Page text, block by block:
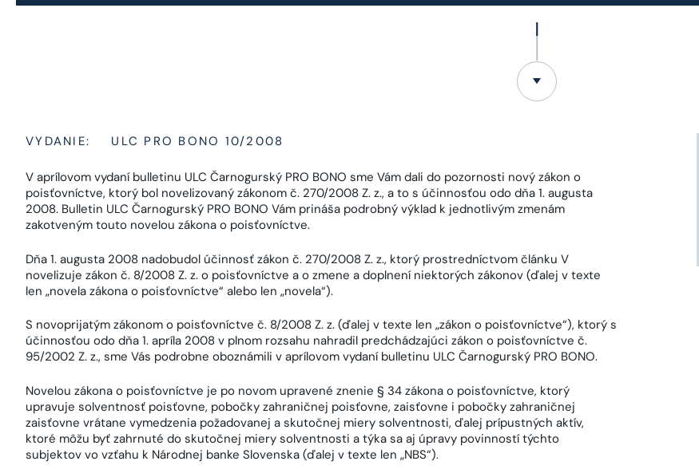
VYDANIE: ULC PRO BONO 10/2008
V aprílovom vydaní bulletinu ULC Čarnogurský PRO BONO sme Vám dali do pozornosti nový zákon o
poisťovníctve, ktorý bol novelizovaný zákonom č. 270/2008 Z. z., a to s účinnosťou odo dňa 1. augusta
2008. Bulletin ULC Čarnogurský PRO BONO Vám prináša podrobný výklad k jednotlivým zmenám
zakotveným touto novelou zákona o poisťovníctve.
Dňa 1. augusta 2008 nadobudol účinnosť zákon č. 270/2008 Z. z., ktorý prostredníctvom článku V
novelizuje zákon č. 8/2008 Z. z. o poisťovníctve a o zmene a doplnení niektorých zákonov (ďalej v texte
len „novela zákona o poisťovníctve“ alebo len „novela“).
S novoprijatým zákonom o poisťovníctve č. 8/2008 Z. z. (ďalej v texte len „zákon o poisťovníctve“), ktorý s
účinnosťou odo dňa 1. apríla 2008 v plnom rozsahu nahradil predchádzajúci zákon o poisťovníctve č.
95/2002 Z. z., sme Vás podrobne oboznámili v aprílovom vydaní bulletinu ULC Čarnogurský PRO BONO.
Novelou zákona o poisťovníctve je po novom upravené znenie § 34 zákona o poisťovníctve, ktorý
upravuje solventnosť poisťovne, pobočky zahraničnej poisťovne, zaisťovne i pobočky zahraničnej
zaisťovne vrátane vymedzenia požadovanej a skutočnej miery solventnosti, ďalej prípustných aktív,
ktoré môžu byť zahrnuté do skutočnej miery solventnosti a týka sa aj úpravy povinností týchto
subjektov vo vzťahu k Národnej banke Slovenska (ďalej v texte len „NBS“).